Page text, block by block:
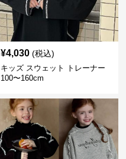
¥4,030 (税込)
キッズ スウェット トレーナー
100〜160cm